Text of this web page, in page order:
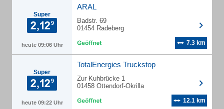
Super
heute 09:06 Uhr
ARAL
Badstr. 69
01454 Radeberg
7.3 km
Super
heute 09:22 Uhr
TotalEnergies Truckstop
Zur Kuhbrücke 1
01458 Ottendorf-Okrilla
12.1 km